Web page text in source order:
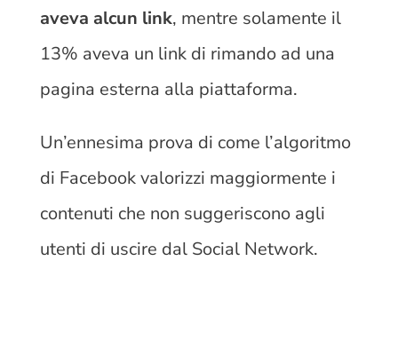
aveva alcun link, mentre solamente il
13% aveva un link di rimando ad una
pagina esterna alla piattaforma.
Un’ennesima prova di come l’algoritmo
di Facebook valorizzi maggiormente i
contenuti che non suggeriscono agli
utenti di uscire dal Social Network.